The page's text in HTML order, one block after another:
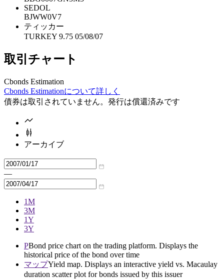
SEDOL
BJWW0V7
ティッカー
TURKEY 9.75 05/08/07
取引チャート
Cbonds Estimation
Cbonds Estimationについて詳しく
債券は取引されていません。発行は償還済みです
アーカイブ
—
1M
3M
1Y
3Y
PBond price chart on the trading platform. Displays the
historical price of the bond over time
マップYield map. Displays an interactive yield vs. Macaulay
duration scatter plot for bonds issued by this issuer